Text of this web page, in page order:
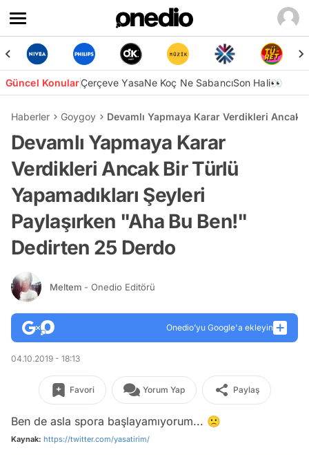
Güncel KonularÇerçeve YasaNe Koç Ne SabancıSon Hali👀
Haberler Goygoy Devamlı Yapmaya Karar Verdikleri Ancak
Devamlı Yapmaya Karar
Verdikleri Ancak Bir Türlü
Yapamadıkları Şeyleri
Paylaşırken "Aha Bu Ben!"
Dedirten 25 Derdo
Meltem - Onedio Editörü
Onedio’yu Google'a ekleyin
04.10.2019 - 18:13
Favori Yorum Yap Paylaş
Ben de asla spora başlayamıyorum... 🙁
Kaynak: https://twitter.com/yasatirim/